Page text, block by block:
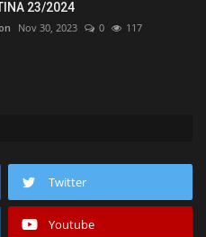
23/2024
Nov 30, 2023 0 117
Twitter
Youtube